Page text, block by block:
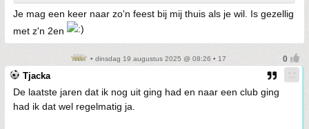
Je mag een keer naar zo'n feest bij mij thuis als je wil. Is gezellig
met z'n 2en
• dinsdag 19 augustus 2025 @ 08:26 • 17
Tjacka
De laatste jaren dat ik nog uit ging had en naar een club ging
had ik dat wel regelmatig ja.